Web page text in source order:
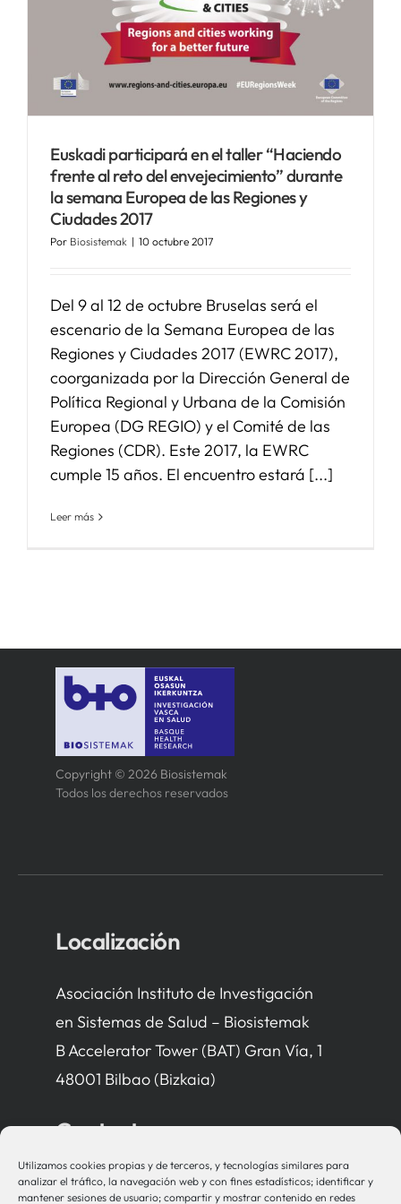
Utilizamos cookies propias y de terceros, y tecnologías similares para
analizar el tráfico, la navegación web y con fines estadísticos; identificar y
mantener sesiones de usuario; compartir y mostrar contenido en redes
APOYO I+D+I
NOTICIASEuskadi participará en el taller “Haciendo
frente al reto del envejecimiento” durante
la semana Europea de las Regiones y
Ciudades 2017
Por Biosistemak | 10 octubre 2017
Del 9 al 12 de octubre Bruselas será el
escenario de la Semana Europea de las
Regiones y Ciudades 2017 (EWRC 2017),
coorganizada por la Dirección General de
Política Regional y Urbana de la Comisión
Europea (DG REGIO) y el Comité de las
Regiones (CDR). Este 2017, la EWRC
cumple 15 años. El encuentro estará [...]
Leer más
Copyright © 2026 Biosistemak
Todos los derechos reservados
Localización
Asociación Instituto de Investigación
en Sistemas de Salud – Biosistemak
B Accelerator Tower (BAT) Gran Vía, 1
48001 Bilbao (Bizkaia)
Contacto
bio-sistemak@bio-sistemak.eus